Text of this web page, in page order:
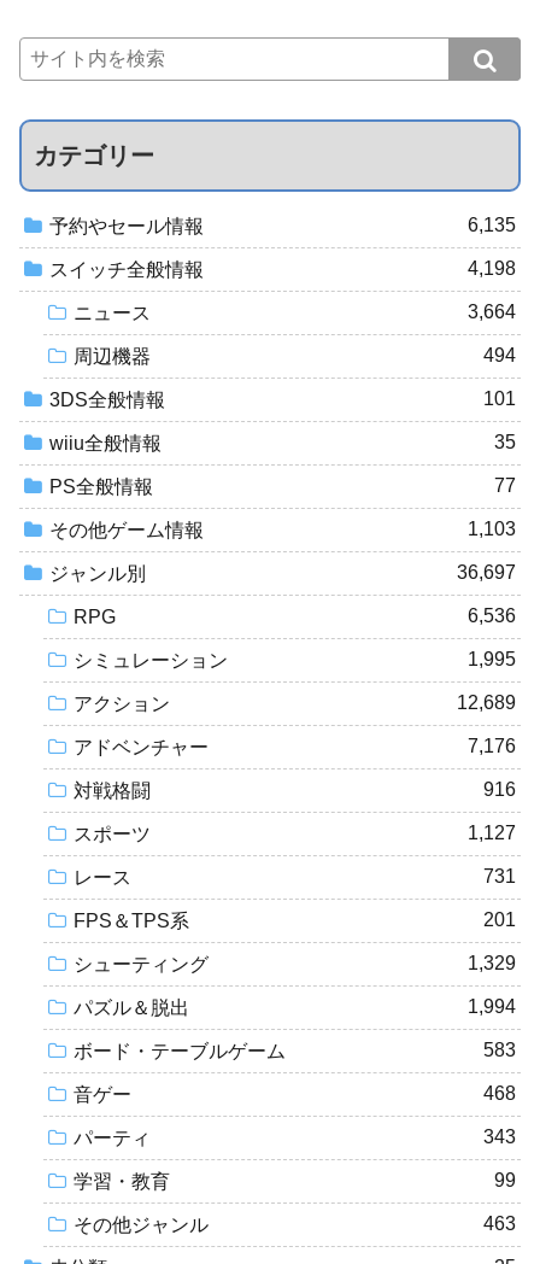
カテゴリー
予約やセール情報 6,135
スイッチ全般情報 4,198
ニュース 3,664
周辺機器 494
3DS全般情報 101
wiiu全般情報 35
PS全般情報 77
その他ゲーム情報 1,103
ジャンル別 36,697
RPG 6,536
シミュレーション 1,995
アクション 12,689
アドベンチャー 7,176
対戦格闘 916
スポーツ 1,127
レース 731
FPS＆TPS系 201
シューティング 1,329
パズル＆脱出 1,994
ボード・テーブルゲーム 583
音ゲー 468
パーティ 343
学習・教育 99
その他ジャンル 463